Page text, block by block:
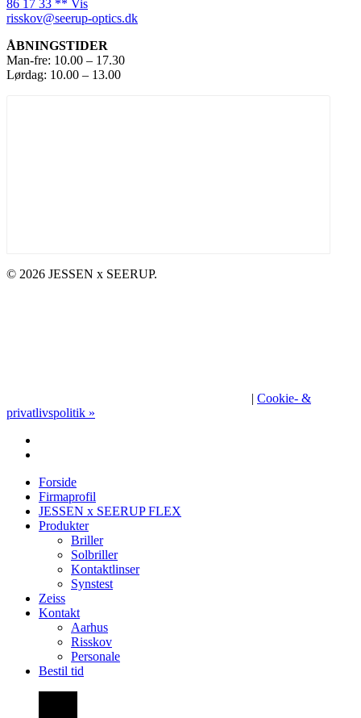
86 17 33 ** Vis
risskov@seerup-optics.dk
ÅBNINGSTIDER
Man-fre: 10.00 – 17.30
Lørdag: 10.00 – 13.00
© 2026 JESSEN x SEERUP.
Cookie- &
privatlivspolitik »
Close
Menu
Forside
Firmaprofil
JESSEN x SEERUP FLEX
Produkter
Briller
Solbriller
Kontaktlinser
Synstest
Zeiss
Kontakt
Aarhus
Risskov
Personale
Bestil tid